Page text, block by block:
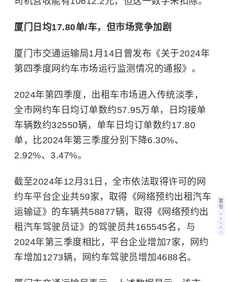
厦门日均17.80单/车，但市场竞争加剧
厦门市交通运输局1月14日曾发布《关于2024年
第四季度网约车市场运行监测情况的通报》。
2024年第四季度，出租车市场进入传统淡季，
全市网约车日均订单数约57.95万单，日均接单
车辆数约32550辆，单车日均订单数约17.80
单，比2024年第三季度分别下降6.30%、
2.92%、3.47%。
截至2024年12月31日，全市依法取得许可的网
约车平台企业共59家，取得《网络预约出租汽车
运输证》的车辆共58877辆，取得《网络预约出
租汽车驾驶员证》的驾驶员共165545名，与
2024年第三季度相比，平台企业增加7家，网约
车增加1273辆，网约车驾驶员增加4688名。
章
节